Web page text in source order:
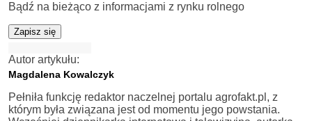
Bądź na bieżąco z informacjami z rynku rolnego
Zapisz się
Autor artykułu:
Magdalena Kowalczyk
Pełniła funkcję redaktor naczelnej portalu agrofakt.pl, z
którym była związana jest od momentu jego powstania.